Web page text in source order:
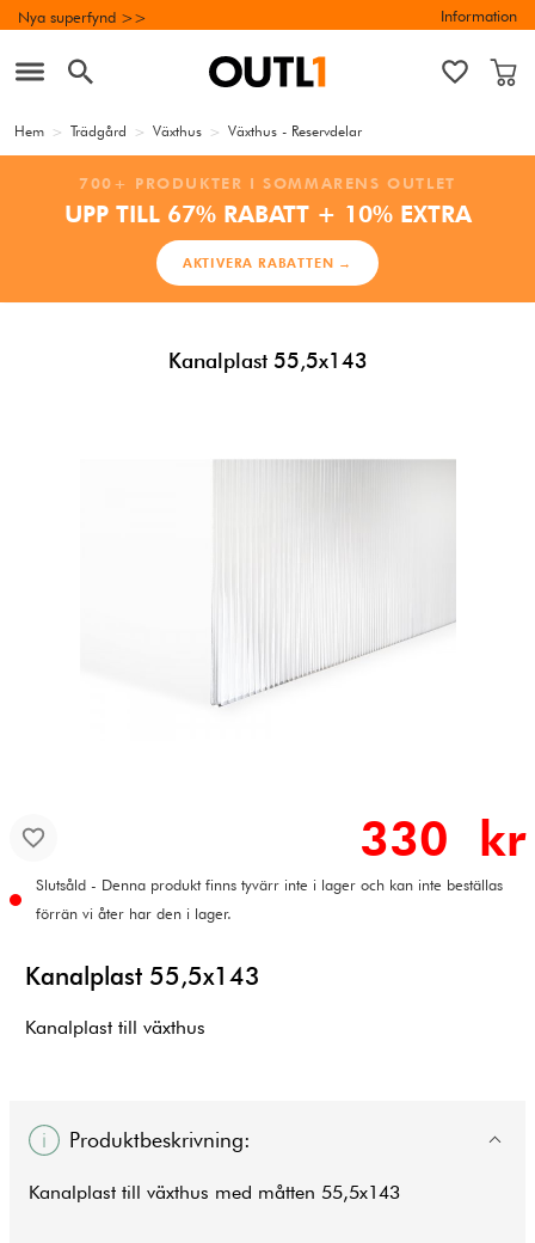
Nya superfynd >> Information
Hem > Trädgård > Växthus > Växthus - Reservdelar
700+ PRODUKTER I SOMMARENS OUTLET
UPP TILL 67% RABATT + 10% EXTRA
AKTIVERA RABATTEN →
Kanalplast 55,5x143
330 kr
Slutsåld - Denna produkt finns tyvärr inte i lager och kan inte beställas
förrän vi åter har den i lager.
Kanalplast 55,5x143
Kanalplast till växthus
Produktbeskrivning:
Kanalplast till växthus med måtten 55,5x143